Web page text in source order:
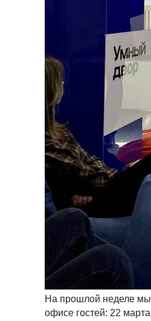
На прошлой неделе мы
офисе гостей: 22